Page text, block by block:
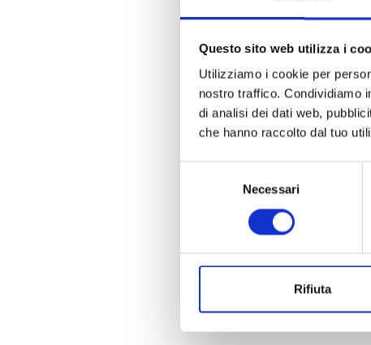
Questo sito web utilizza i
Utilizziamo i cookie per
nostro traffico. Condividiamo
di analisi dei dati web,
che hanno raccolto dal tuo
Necessari
Rifiuta